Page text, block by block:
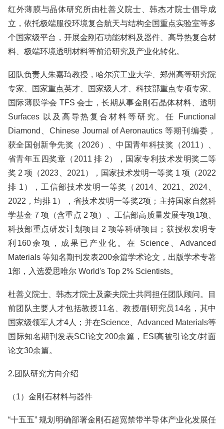
红外薄膜与晶体研究所由杜善义院士、韩杰才院士倡导成
立，依托极端服役环境复合航天与结构全国重点实验室等多
个国家级平台，开展金刚石功能材料及器件、高导热复合材
料、极端环境透明材料等前沿研究及产业化转化。
团队负责人朱嘉琦教授，哈尔滨工业大学、郑州高等研究院
专家、国家重点英才、国家级人才、科技部重点专项专家、
国际薄膜学会 TFS 会士，长期从事金刚石晶体材料、透明
Surfaces 以及高导热复合材料等研究。任 Functional
Diamond、Chinese Journal of Aeronautics 等期刊编委，
获全国创新争先奖（2026）、中国青年科技奖（2011）、
省青年五四奖章（2011 排 2），国家专利技术发明奖二等
奖 2 项（2023、2021），国家技术发明一等奖 1 项（2022
排 1），工信部技术发明一等奖（2014、2021、2024、
2022，均排 1），省技术发明一等奖2项；主持国家自然科
学基金 7 项（含重点 2 项）、工信部高质量发展专项1项、
科技部重点研发计划项目 2 项等科研项目；获授权发明专
利160余项，成果已产业化。在 Science、Advanced
Materials 等知名期刊发表200余篇学术论文，出版学术专著
1部，入选爱思唯尔 World's Top 2% Scientists。
杜善义院士、韩杰才院士及豪夫院士共同担任团队顾问。目
前团队主要人才包括教授11名、教授/副研究员14名，其中
国家级领军人才4人；并在Science、Advanced Materials等
国际知名期刊发表SCI论文200余篇，ESI高被引论文/封面
论文30余篇。
2.团队研究方向介绍
（1）金刚石材料与器件
“十五五” 规划明确部署金刚石超宽禁带半导体产业化发展任